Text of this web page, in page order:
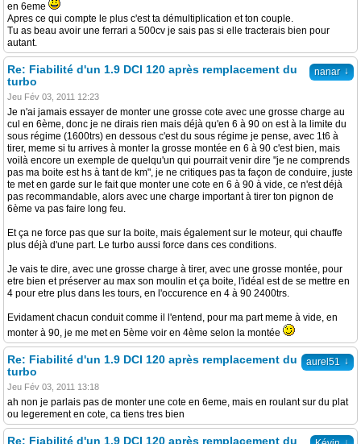
en 6eme
Apres ce qui compte le plus c'est ta démultiplication et ton couple.
Tu as beau avoir une ferrari a 500cv je sais pas si elle tracterais bien pour
autant.
nanar ↓
Re: Fiabilité d'un 1.9 DCI 120 après remplacement du
turbo
Jeu Fév 03, 2011 12:23
Je n'ai jamais essayer de monter une grosse cote avec une grosse charge au
cul en 6ème, donc je ne dirais rien mais déjà qu'en 6 à 90 on est à la limite du
sous régime (1600trs) en dessous c'est du sous régime je pense, avec 1t6 à
tirer, meme si tu arrives à monter la grosse montée en 6 à 90 c'est bien, mais
voilà encore un exemple de quelqu'un qui pourrait venir dire "je ne comprends
pas ma boite est hs à tant de km", je ne critiques pas ta façon de conduire, juste
te met en garde sur le fait que monter une cote en 6 à 90 à vide, ce n'est déjà
pas recommandable, alors avec une charge important à tirer ton pignon de
6ème va pas faire long feu.
Et ça ne force pas que sur la boite, mais également sur le moteur, qui chauffe
plus déjà d'une part. Le turbo aussi force dans ces conditions.
Je vais te dire, avec une grosse charge à tirer, avec une grosse montée, pour
etre bien et préserver au max son moulin et ça boite, l'idéal est de se mettre en
4 pour etre plus dans les tours, en l'occurence en 4 à 90 2400trs.
Evidament chacun conduit comme il l'entend, pour ma part meme à vide, en
monter à 90, je me met en 5ème voir en 4ème selon la montée
aurel51 ↓
Re: Fiabilité d'un 1.9 DCI 120 après remplacement du
turbo
Jeu Fév 03, 2011 13:18
ah non je parlais pas de monter une cote en 6eme, mais en roulant sur du plat
ou legerement en cote, ca tiens tres bien
Re: Fiabilité d'un 1.9 DCI 120 après remplacement du